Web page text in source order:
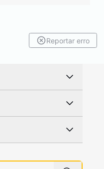
Reportar erro